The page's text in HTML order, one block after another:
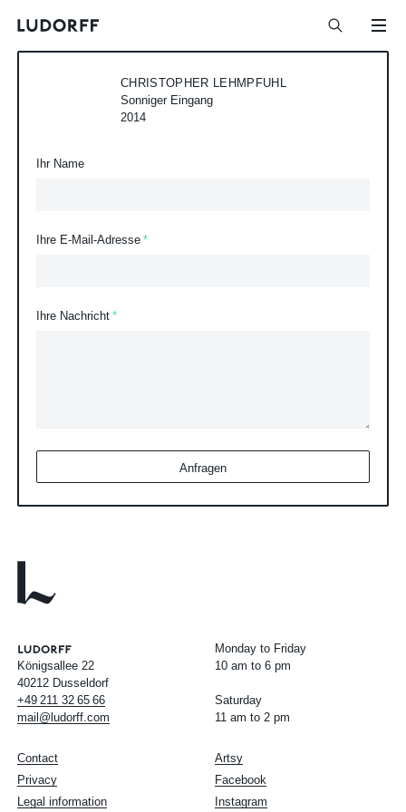
CHRISTOPHER LEHMPFUHL
Sonniger Eingang
2014
Ihr Name
Ihre E-Mail-Adresse
Ihre Nachricht
Anfragen
Königsallee 22
40212 Dusseldorf
+49 211 32 65 66
mail@ludorff.com
Monday to Friday
10 am to 6 pm
Saturday
11 am to 2 pm
Artsy
Facebook
Instagram
Contact
Privacy
Legal information